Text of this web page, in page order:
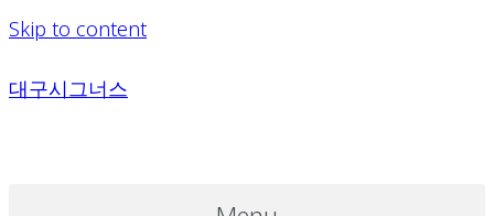
Skip to content
대구시그너스